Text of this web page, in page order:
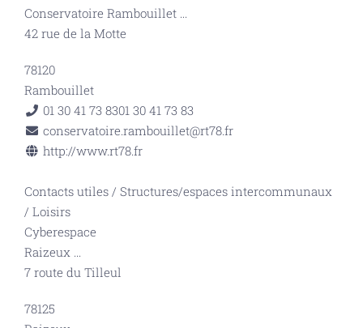
Conservatoire Rambouillet ...
42 rue de la Motte
78120
Rambouillet
01 30 41 73 8301 30 41 73 83
conservatoire.rambouillet@rt78.fr
http://www.rt78.fr
Contacts utiles / Structures/espaces intercommunaux
/ Loisirs
Cyberespace
Raizeux ...
7 route du Tilleul
78125